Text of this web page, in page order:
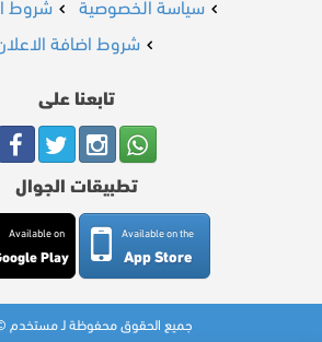
سياسة الخصوصية
شروط
شروط اضافة
تابعنا على
تطبيقات الجوال
Available on the
App Store
Available on
Play
جميع الحقوق محفوظة لـ مستخدم ©